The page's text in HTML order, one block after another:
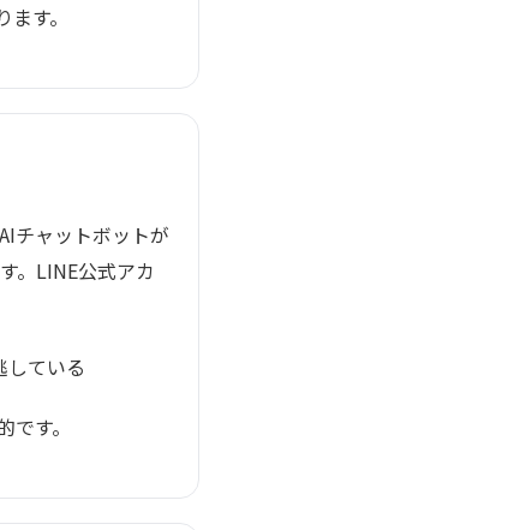
す。
チャットボットが
。LINE公式アカ
ている
す。